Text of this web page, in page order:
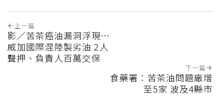
上一篇
影／苦茶癌油漏洞浮現…
威加國際混陸製劣油 2人
聲押、負責人百萬交保
下一篇
食藥署：苦茶油問題廠增
至5家 波及4縣市